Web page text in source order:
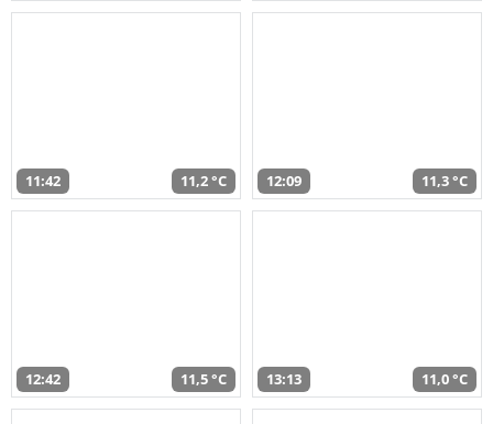
11:42 11,2 °C 12:09 11,3 °C
12:42 11,5 °C 13:13 11,0 °C